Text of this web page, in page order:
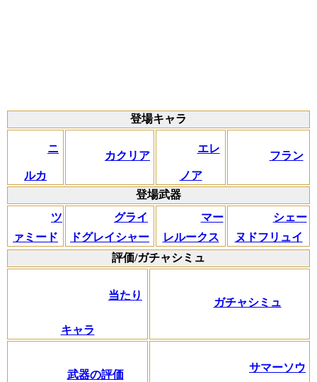
登場キャラ
ニ
ルカ
カクリア
エレ
ノア
フラン
登場武器
ツ
ァミード
グライ
ドグレイシャー
マー
レルークス
シェー
ヌドフリュイ
評価/ガチャシミュ
当たり
キャラ
ガチャシミュ
武器の評価
サマーソウ